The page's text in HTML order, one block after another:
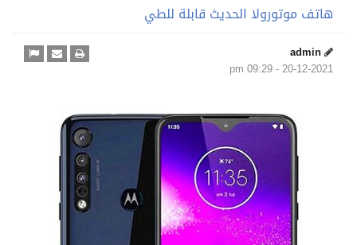
هاتف موتورولا الحديث قابلة للطي
admin
20-12-2021 - 09:29 pm